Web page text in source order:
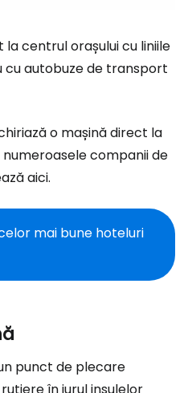
centrul orașului cu liniile
cu autobuze de transport
o mașină direct la
companii de
aici.
mai bune hoteluri
punct de plecare